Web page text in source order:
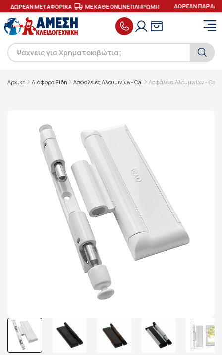
ΔΩΡΕΑΝ ΜΕΤΑΦΟΡΙΚΑ ΜΕ ΚΑΘΕ ONLINE ΠΛΗΡΩΜΗ ΔΩΡΕΑΝ
Αρχική Διάφορα Είδη Ασφάλειες Αλουμινίων- Cal Ασφάλεια Αλουμινίων - Cal